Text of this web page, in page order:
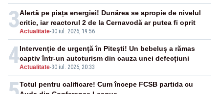
3Actualitate-30 iul. 2026, 19:56
Alertă pe piața energiei! Dunărea se apropie de nivelul
critic, iar reactorul 2 de la Cernavodă ar putea fi oprit
4Actualitate-30 iul. 2026, 20:33
Intervenție de urgență în Pitești! Un bebeluș a rămas
captiv într-un autoturism din cauza unei defecțiuni
Totul pentru calificare! Cum începe FCSB partida cu